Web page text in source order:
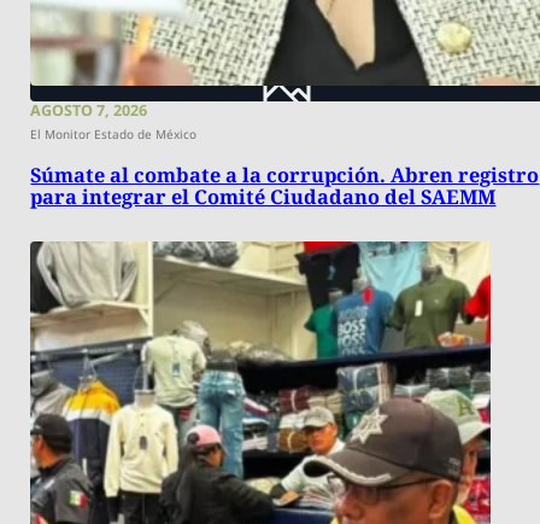
AGOSTO 7, 2026
El Monitor Estado de México
Súmate al combate a la corrupción. Abren registro
para integrar el Comité Ciudadano del SAEMM